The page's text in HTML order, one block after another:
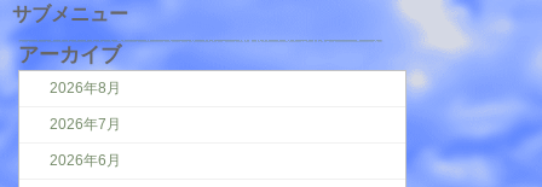
サブメニュー
アーカイブ
2026年8月
2026年7月
2026年6月